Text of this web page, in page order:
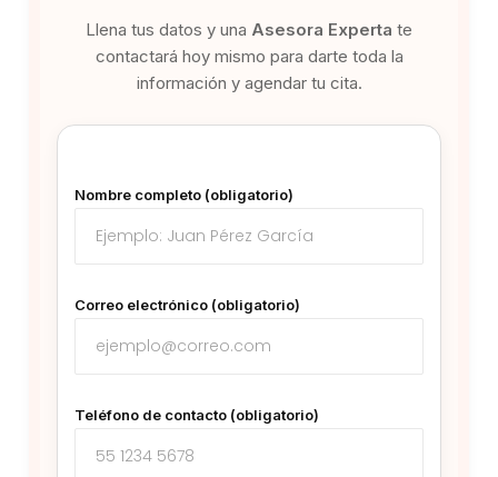
Llena tus datos y una Asesora Experta te
contactará hoy mismo para darte toda la
información y agendar tu cita.
Nombre completo (obligatorio)
Correo electrónico (obligatorio)
Teléfono de contacto (obligatorio)